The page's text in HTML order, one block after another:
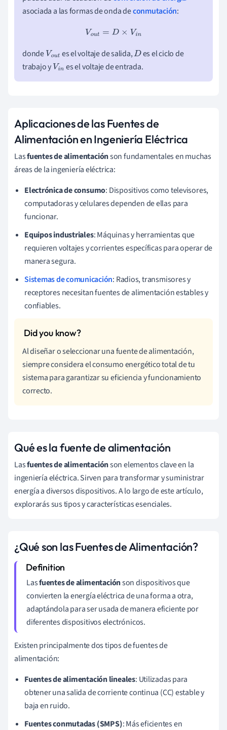
asociada a las formas de onda deconmutación:
Vo ut =D×Vi n
donde Vou
t
es el voltaje de salida,D es el ciclo de
trabajo y Vin es el voltaje de entrada.
Aplicaciones de las Fuentes de
Alimentación en Ingeniería Eléctrica
Lasfuentes de alimentaciónson fundamentales en muchas
áreas de la ingeniería eléctrica:
Electrónica de consumo: Dispositivos como televisores,
computadoras y celulares dependen de ellas para
funcionar.
Equipos industriales: Máquinas y herramientas que
requieren voltajes y corrientes específicas para operar de
manera segura.
Sistemas de comunicación: Radios, transmisores y
receptores necesitan fuentes de alimentación estables y
confiables.
Al diseñar o seleccionar una fuente de alimentación,
siempre considera el consumo energético total de tu
sistema para garantizar su eficiencia y funcionamiento
correcto.
Qué es la fuente de alimentación
Lasfuentes de alimentaciónson elementos clave en la
ingeniería eléctrica. Sirven para transformar y suministrar
energía a diversos dispositivos. A lo largo de este artículo,
explorarás sus tipos y características esenciales.
¿Qué son las Fuentes de Alimentación?
Lasfuentes de alimentaciónson dispositivos que
convierten la energía eléctrica de una forma a otra,
adaptándola para ser usada de manera eficiente por
diferentes dispositivos electrónicos.
Existen principalmente dos tipos de fuentes de
alimentación:
Fuentes de alimentación lineales: Utilizadas para
obtener una salida de corriente continua (CC) estable y
baja en ruido.
Fuentes conmutadas (SMPS): Más eficientes en